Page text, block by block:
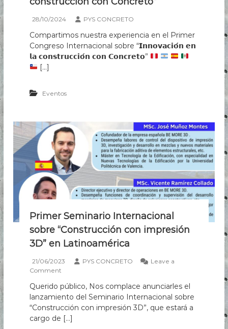
t
28/10/2024 PYS CONCRETO
Compartimos nuestra experiencia en el Primer
Congreso Internacional sobre “𝗜𝗻𝗻𝗼𝘃𝗮𝗰𝗶𝗼́𝗻 𝗲𝗻
𝗹𝗮 𝗰𝗼𝗻𝘀𝘁𝗿𝘂𝗰𝗰𝗶𝗼́𝗻 𝗰𝗼𝗻 𝗖𝗼𝗻𝗰𝗿𝗲𝘁𝗼”
[…]
Eventos
Primer Seminario Internacional
sobre “Construcción con impresión
3D” en Latinoamérica
21/06/2023 PYS CONCRETO
Leave a
Commento
P
r
i
m
e
Querido público, Nos complace anunciarles el
lanzamiento del Seminario Internacional sobre
“Construcción con impresión 3D”, que estará a
cargo de […]